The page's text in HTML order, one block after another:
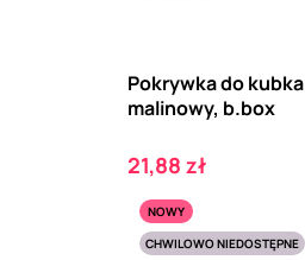
Pokrywka do
malinowy, b.box
Cena
21,88 zł
NOWY
CHWILOWO NIEDOSTĘPNE